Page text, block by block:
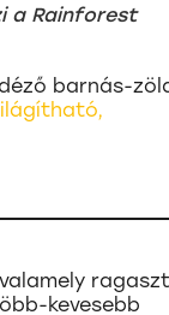
a Rainforest
barnás-
kevesebb